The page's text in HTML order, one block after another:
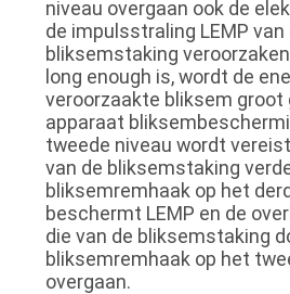
niveau overgaan ook de
de impulsstraling LEMP van
bliksemstaking
long enough is, wordt de
veroorzaakte bliksem groot
apparaat
tweede niveau wordt
van de bliksemstaking
bliksemremhaak op het
beschermt LEMP en de
die van de bliksemstaking
bliksemremhaak op het
overgaan.